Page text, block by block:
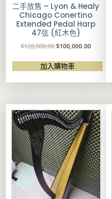
二手放售 – Lyon & Healy
Chicago Conertino
Extended Pedal Harp
47弦 (紅木色)
$128,000.00原
價
：
1
2
8
,
0
0
0
.
0
0
$100,000.00目
：
1
0
0
,
0
0
0
.
0
0
加入購物車